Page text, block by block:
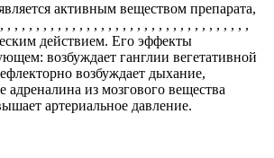
активным веществом препарата,
, , , , , , , , , , , , , , , , , , , , , , , , , , , , , , , , , ,
действием. Его эффекты
возбуждает ганглии вегетативной
возбуждает дыхание,
адреналина из мозгового вещества
артериальное давление.